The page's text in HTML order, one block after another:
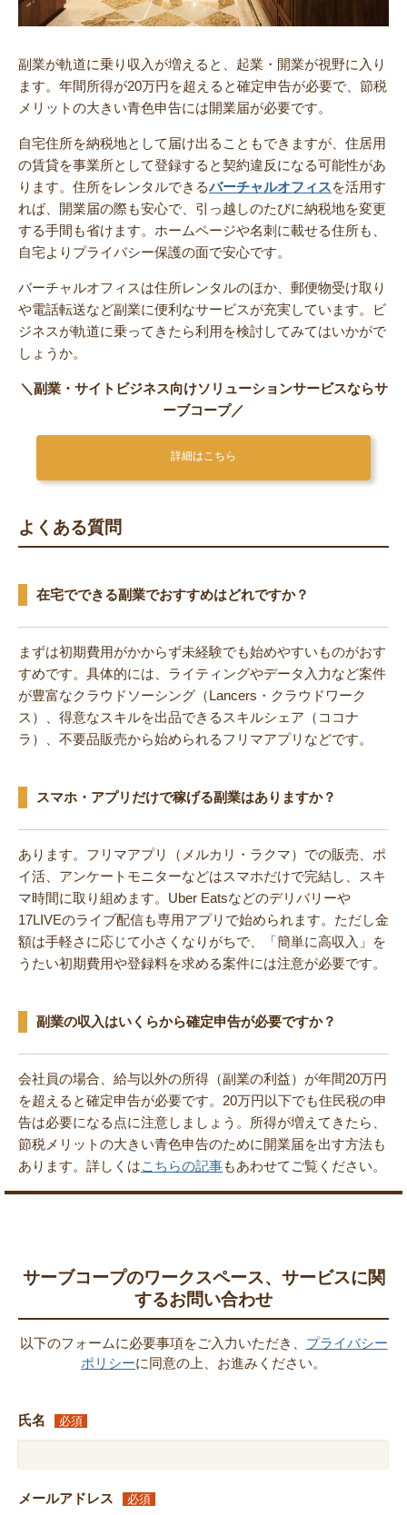
副業が軌道に乗り収入が増えると、起業・開業が視野に入り
ます。年間所得が20万円を超えると確定申告が必要で、節税
メリットの大きい青色申告には開業届が必要です。
自宅住所を納税地として届け出ることもできますが、住居用
の賃貸を事業所として登録すると契約違反になる可能性があ
ります。住所をレンタルできるバーチャルオフィスを活用す
れば、開業届の際も安心で、引っ越しのたびに納税地を変更
する手間も省けます。ホームページや名刺に載せる住所も、
自宅よりプライバシー保護の面で安心です。
バーチャルオフィスは住所レンタルのほか、郵便物受け取り
や電話転送など副業に便利なサービスが充実しています。ビ
ジネスが軌道に乗ってきたら利用を検討してみてはいかがで
しょうか。
＼副業・サイトビジネス向けソリューションサービスならサ
ーブコープ／
詳細はこちら
よくある質問
在宅でできる副業でおすすめはどれですか？
まずは初期費用がかからず未経験でも始めやすいものがおす
すめです。具体的には、ライティングやデータ入力など案件
が豊富なクラウドソーシング（Lancers・クラウドワーク
ス）、得意なスキルを出品できるスキルシェア（ココナ
ラ）、不要品販売から始められるフリマアプリなどです。
スマホ・アプリだけで稼げる副業はありますか？
あります。フリマアプリ（メルカリ・ラクマ）での販売、ポ
イ活、アンケートモニターなどはスマホだけで完結し、スキ
マ時間に取り組めます。Uber Eatsなどのデリバリーや
17LIVEのライブ配信も専用アプリで始められます。ただし金
額は手軽さに応じて小さくなりがちで、「簡単に高収入」を
うたい初期費用や登録料を求める案件には注意が必要です。
副業の収入はいくらから確定申告が必要ですか？
会社員の場合、給与以外の所得（副業の利益）が年間20万円
を超えると確定申告が必要です。20万円以下でも住民税の申
告は必要になる点に注意しましょう。所得が増えてきたら、
節税メリットの大きい青色申告のために開業届を出す方法も
あります。詳しくはこちらの記事もあわせてご覧ください。
サーブコープのワークスペース、サービスに関
するお問い合わせ
以下のフォームに必要事項をご入力いただき、 プライバシー
ポリシーに同意の上、お進みください。
氏名 必須
メールアドレス 必須